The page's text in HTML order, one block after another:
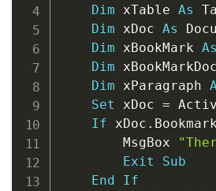
Dim xTable As
Dim xDoc As
Dim xBookMark As
Dim
Dim xParagraph
Set xDoc =
If xDoc .
        MsgBox
Exit
Sub
End
If